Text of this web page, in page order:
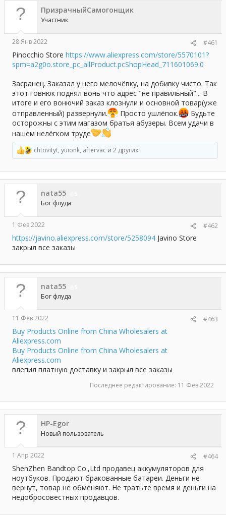
ПризрачныйСамогонщик
Участник
28 Янв 2022 #461
Pinocchio Store https://www.aliexpress.com/store/5570101?
spm=a2g0o.store_pc_allProduct.pcShopHead_711601069.0
Засранец. Заказал у него мелочёвку, на добивку чисто. Так
этот говнюк поднял вонь что адрес "не правильный"... В
итоге и его вонючий заказ клознули и основной товар(уже
отправленный) развернули.
Просто ушлёпок.
Будьте
осторожны с этим магазом братья абузеры. Всем удачи в
нашем нелёгком труде
Р
е
а
к
ц
и
и
chtovityt, yuionk, aftervac и 2 других
nata55
Бог флуда
1 Фев 2022 #462
https://javino.aliexpress.com/store/5258094 Javino Store
закрыл все заказы
nata55
Бог флуда
11 Фев 2022 #463
Buy Products Online from China Wholesalers at
Aliexpress.com
Buy Products Online from China Wholesalers at
Aliexpress.com
влепил платную доставку и закрыл все заказы
Последнее редактирование: 11 Фев 2022
HP-Egor
Новый пользователь
1 Апр 2022 #464
ShenZhen Bandtop Co.,Ltd продавец аккумуляторов для
ноутбуков. Продают бракованные батареи. Деньги не
вернут, товар не обменяют. Не тратьте время и деньги на
недобросовестных продавцов.